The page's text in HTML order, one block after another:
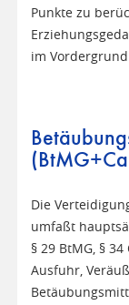
Punkte zu
im Vordergrund.
Die
umfaßt
§ 29 BtMG, §
Ausfuhr,